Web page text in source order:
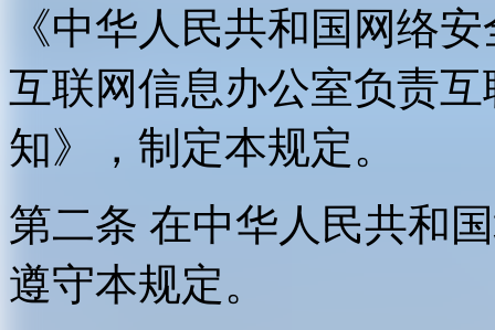
《中华人民共和国网络
互联网信息办公室负责
知》，制定本规定。
第二条 在中华人民共和
遵守本规定。